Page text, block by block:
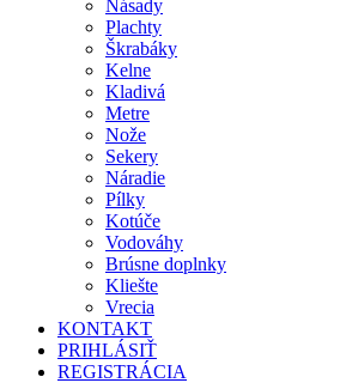
Násady
Plachty
Škrabáky
Kelne
Kladivá
Metre
Nože
Sekery
Náradie
Pílky
Kotúče
Vodováhy
Brúsne doplnky
Kliešte
Vrecia
KONTAKT
PRIHLÁSIŤ
REGISTRÁCIA